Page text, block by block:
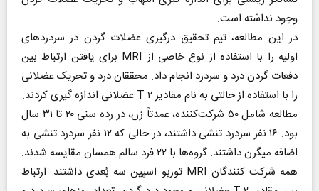
وجود نداشته است.
در این مطالعه، تیم تحقیق درگیری عضلات گردن در سردرد‌های
اولیه را با استفاده از نوع خاصی از MRI برای یافتن ارتباط بین
دفعات گردن درد و سردرد انجام داد. محققان درد و تحریک عضلانی
را با استفاده از حالتی به نام مقادیر T ۲ عضلانی اندازه گیری کردند.
مطالعه شامل ۵۰ شرکت‌کننده، عمدتاً زن، در رده سنی ۲۰ تا ۳۱ سال
بود. ۱۶ نفر سردرد تنشی داشتند، در حالی که ۱۲ نفر سردرد تنشی به
اضافه میگرن داشتند. گروه‌ها با ۲۲ فرد سالم همسان مقایسه شدند.
همه شرکت کنندگان MRI توربو اسپین سه بُعدی داشتند. ارتباط